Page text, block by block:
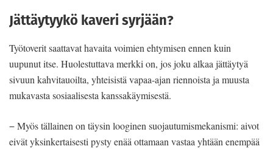
Jättäytyykö kaveri syrjään?
Työtoverit saattavat havaita voimien ehtymisen ennen kuin
uupunut itse. Huolestuttava merkki on, jos joku alkaa jättäytyä
sivuun kahvitauoilta, yhteisistä vapaa-ajan riennoista ja muusta
mukavasta sosiaalisesta kanssakäymisestä.
− Myös tällainen on täysin looginen suojautumismekanismi: aivot
eivät yksinkertaisesti pysty enää ottamaan vastaa yhtään enempää